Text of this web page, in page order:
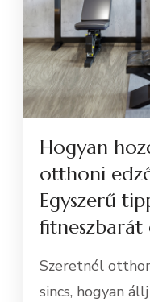
Hogyan
otthoni
Egyszerű
fitneszbarát
Szeretnél
sincs, hogyan